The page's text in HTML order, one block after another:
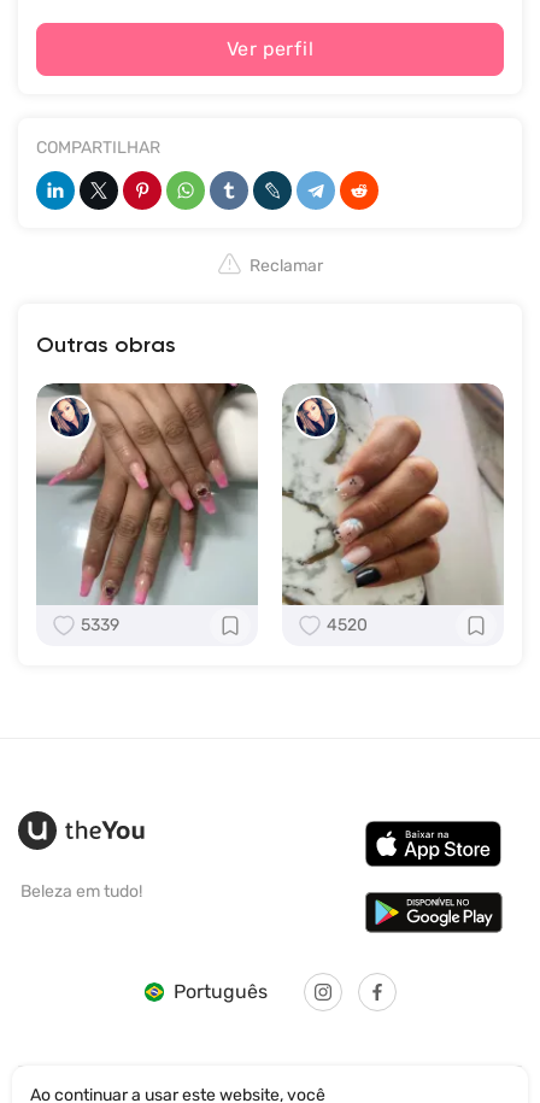
Ver perfil
COMPARTILHAR
Reclamar
Outras obras
5339 4520
Beleza em tudo!
Português
Ao continuar a usar este website, você